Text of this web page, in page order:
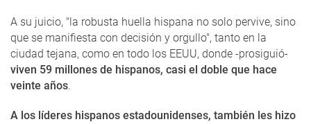
A su juicio, "la robusta huella hispana no solo pervive, sino
que se manifiesta con decisión y orgullo", tanto en la
ciudad tejana, como en todo los EEUU, donde -prosiguió-
viven 59 millones de hispanos, casi el doble que hace
veinte años.
A los líderes hispanos estadounidenses, también les hizo